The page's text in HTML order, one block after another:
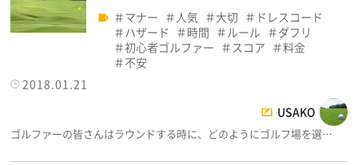
マナー 人気 大切
ドレスコード
ハザード
時間 ルール
ダフリ
初心者ゴルファー
スコア
料金
不安
2018.01.21
USAKO
ゴルファーの皆さんはラウンドする時に、どのようにゴルフ場を選…